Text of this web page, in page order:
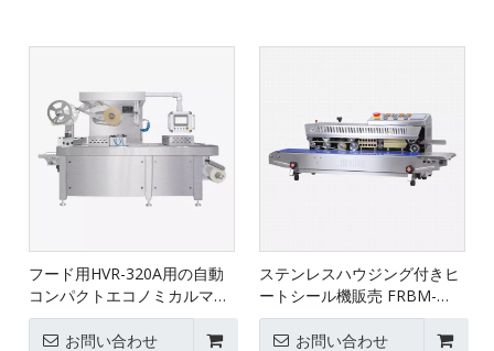
フード用HVR-320A用の自動
コンパクトエコノミカルマッ
プサーマフォーミング真空パ
ッケージングマシン（Q）
お問い合わせ
ステンレスハウジング付きヒ
ートシール機販売 FRBM-
810I
お問い合わせ